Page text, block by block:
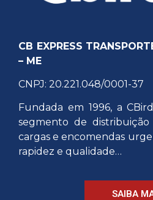
CB EXPRESS
– ME
CNPJ: 20.221.048/0001-37
Fundada em 1996, a
segmento de
cargas e encomendas
rapidez e qualidade…
SAIBA